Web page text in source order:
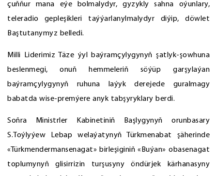
çuňňur mana eýe bolmalydyr, gyzykly sahna oýunlary,
teleradio gepleşikleri taýýarlanylmalydyr diýip, döwlet
Baştutanymyz belledi.
Milli Liderimiz Täze ýyl baýramçylygynyň şatlyk-şowhuna
beslenmegi, onuň hemmeleriň söýüp garşylaýan
baýramçylygynyň ruhuna laýyk derejede guralmagy
babatda wise-premýere anyk tabşyryklary berdi.
Soňra Ministrler Kabinetiniň Başlygynyň orunbasary
S.Toýlyýew Lebap welaýatynyň Türkmenabat şäherinde
«Türkmendermansenagat» birleşiginiň «Buýan» obasenagat
toplumynyň glisirrizin turşusyny öndürjek kärhanasyny